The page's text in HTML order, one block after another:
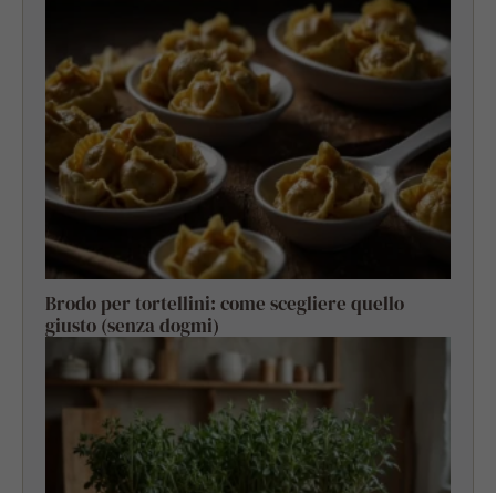
Brodo per tortellini: come scegliere quello
giusto (senza dogmi)